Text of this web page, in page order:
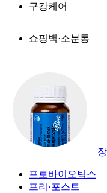
구강케어
쇼핑백·소분통
프로바이오틱스
프리·포스트